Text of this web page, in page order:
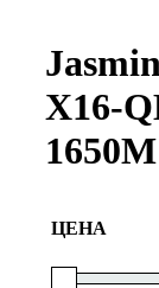
X16-
1650M
ЦЕНА